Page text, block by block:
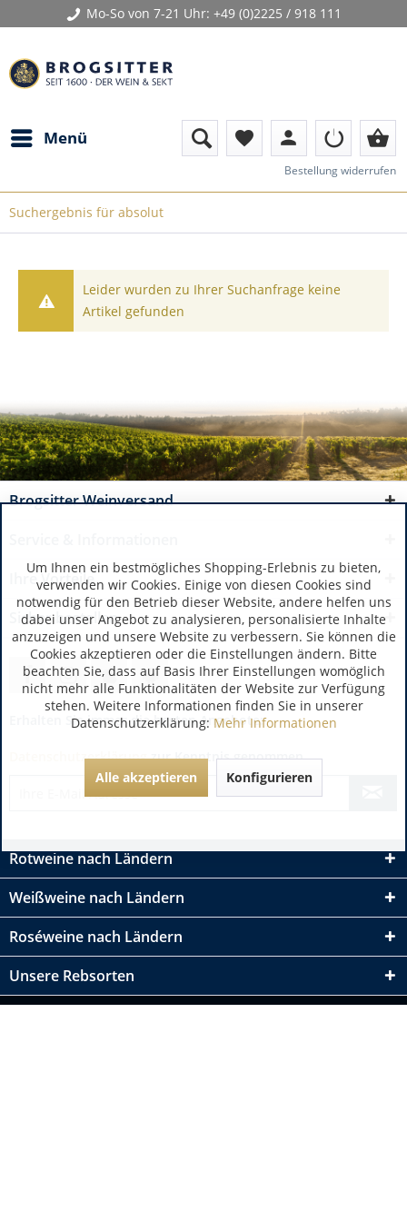
Mo-So von 7-21 Uhr: +49 (0)2225 / 918 111
Menü favorite person shopping_basket
Bestellung widerrufen
Suchergebnis für absolut
Leider wurden zu Ihrer Suchanfrage keine
Artikel gefunden
Brogsitter Weinversand
Ihre Vorteile
Sicher bestellen
Erhalten Sie immer die besten Angebote:
Datenschutzerklärungzur Kenntnis genommen.
Rotweine nach Ländern
Weißweine nach Ländern
Roséweine nach Ländern
Unsere Rebsorten
Um Ihnen ein bestmögliches Shopping-Erlebnis zu bieten,
verwenden wir Cookies. Einige von diesen Cookies sind
notwendig für den Betrieb dieser Website, andere helfen uns
dabei unser Angebot zu analysieren, personalisierte Inhalte
anzuzeigen und unsere Website zu verbessern. Sie können die
Cookies akzeptieren oder die Einstellungen ändern. Bitte
beachten Sie, dass auf Basis Ihrer Einstellungen womöglich
nicht mehr alle Funktionalitäten der Website zur Verfügung
stehen. Weitere Informationen finden Sie in unserer
Datenschutzerklärung: Mehr Informationen
Alle akzeptieren Konfigurieren